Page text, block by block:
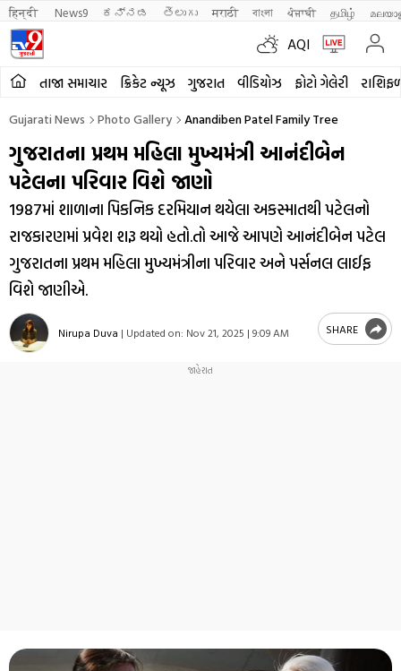
हिन्दी News9 ಕನ್ನಡ తెలుగు मराठी বাংলা ਪੰਜਾਬੀ தமிழ்
AQI
તાજા સમાચાર ક્રિકેટ ન્યૂઝ ગુજરાત વીડિયોઝ ફોટો ગેલેરી
Gujarati News Photo Gallery Anandiben Patel Family Tree
ગુજરાતના પ્રથમ મહિલા મુખ્યમંત્રી આનંદીબેન
પટેલના પરિવાર વિશે જાણો
1987માં શાળાના પિકનિક દરમિયાન થયેલા અકસ્માતથી પટેલનો
રાજકારણમાં પ્રવેશ શરૂ થયો હતો.તો આજે આપણે આનંદીબેન પટેલ
ગુજરાતના પ્રથમ મહિલા મુખ્યમંત્રીના પરિવાર અને પર્સનલ લાઈફ
વિશે જાણીએ.
Nirupa Duva | Updated on: Nov 21, 2025 | 9:09 AM SHARE